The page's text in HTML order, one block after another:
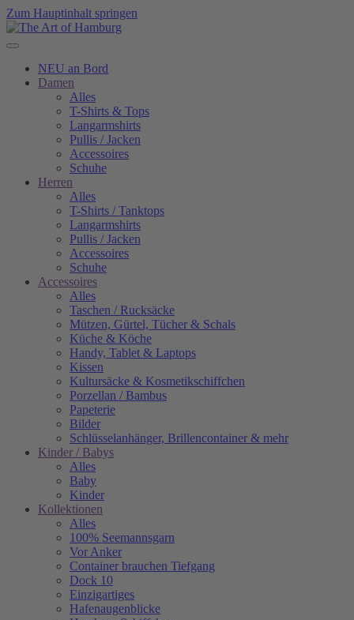
Zum Hauptinhalt springen
NEU an Bord
Damen
Alles
T-Shirts & Tops
Langarmshirts
Pullis / Jacken
Accessoires
Schuhe
Herren
Alles
T-Shirts / Tanktops
Langarmshirts
Pullis / Jacken
Accessoires
Schuhe
Accessoires
Alles
Taschen / Rucksäcke
Mützen, Gürtel, Tücher & Schals
Küche & Köche
Handy, Tablet & Laptops
Kissen
Kultursäcke & Kosmetikschiffchen
Porzellan / Bambus
Papeterie
Bilder
Schlüsselanhänger, Brillencontainer & mehr
Kinder / Babys
Alles
Baby
Kinder
Kollektionen
Alles
100% Seemannsgarn
Vor Anker
Container brauchen Tiefgang
Dock 10
Einzigartiges
Hafenaugen­blicke